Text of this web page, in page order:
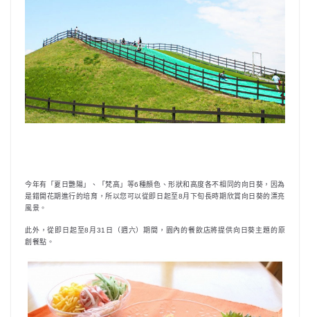
今年有「夏日艷陽」、「梵高」等6種顏色、形狀和高度各不相同的向日葵，因為
是錯開花期進行的培育，所以您可以從即日起至8月下旬長時期欣賞向日葵的漂亮
風景。
此外，從即日起至8月31日（週六）期間，園內的餐飲店將提供向日葵主題的原
創餐點。